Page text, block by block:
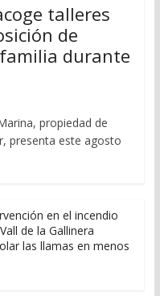
talleres
de
durante
propiedad de
presenta este agosto
en el incendio
de la Gallinera
las llamas en menos